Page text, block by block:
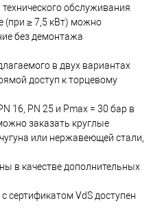
обслуживания
(при ≥ 7,5 кВт) можно
без демонтажа
в двух вариантах
доступ к торцевому
16, PN 25 и Pmax = 30 бар в
заказать круглые
или нержавеющей стали,
в качестве дополнительных
сертификатом VdS доступен